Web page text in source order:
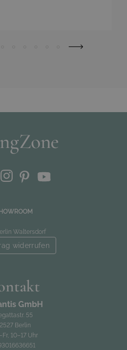
Waltersdorf
widerrufen
GmbH
55
Berlin
10–17 Uhr